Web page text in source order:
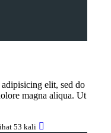
elit, sed do
magna aliqua. Ut
53 kali